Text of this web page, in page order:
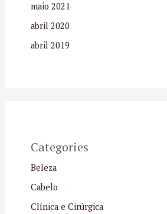
maio 2021
abril 2020
abril 2019
Categories
Beleza
Cabelo
Clínica e Cirúrgica